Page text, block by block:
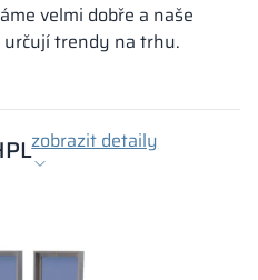
velmi dobře a naše
trendy na trhu.
zobrazit detaily